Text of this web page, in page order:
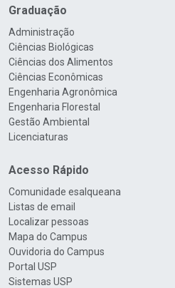
Graduação
Administração
Ciências Biológicas
Ciências dos Alimentos
Ciências Econômicas
Engenharia Agronômica
Engenharia Florestal
Gestão Ambiental
Licenciaturas
Acesso Rápido
Comunidade esalqueana
Listas de email
Localizar pessoas
Mapa do Campus
Ouvidoria do Campus
Portal USP
Sistemas USP